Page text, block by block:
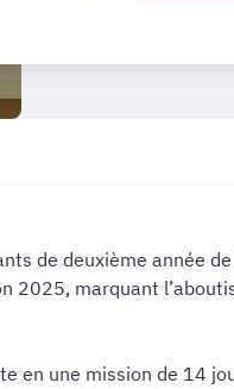
de deuxième année
2025, marquant
en une mission de 14